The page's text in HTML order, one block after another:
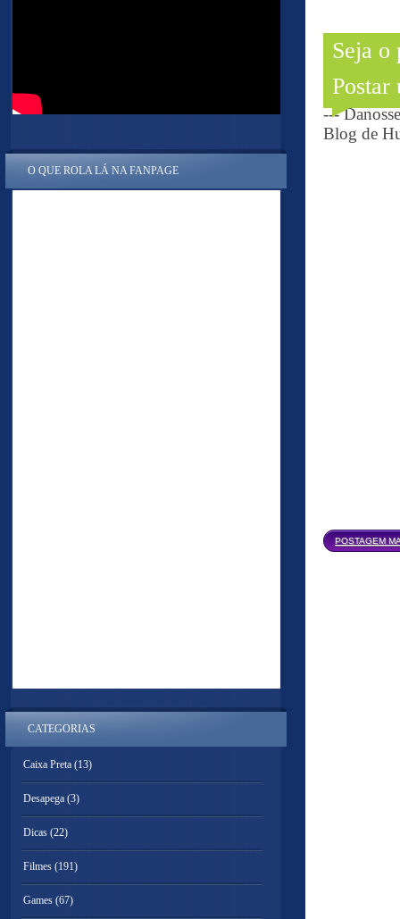
Seja o
Postar
---
Blog de
POSTAGEM
O QUE ROLA LÁ NA FANPAGE
CATEGORIAS
Caixa Preta (13)
Desapega (3)
Dicas (22)
Filmes (191)
Games (67)